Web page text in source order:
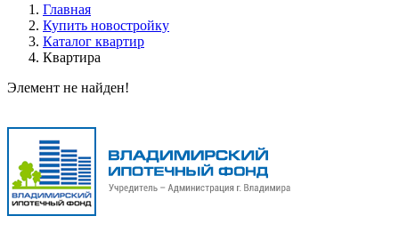
Главная
Купить новостройку
Каталог квартир
Квартира
Элемент не найден!